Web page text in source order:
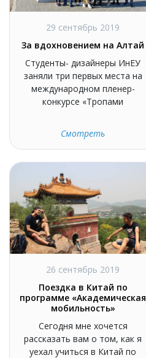
29 сентябрь 2019
За вдохновением на Алтай
Студенты- дизайнеры ИнЕУ
заняли три первых места на
международном пленер-
конкурсе «Тропами
Смотреть
26 сентябрь 2019
Поездка в Китай по
программе «Академическая
мобильность»
Сегодня мне хочется
рассказать вам о том, как я
уехал учиться в Китай по